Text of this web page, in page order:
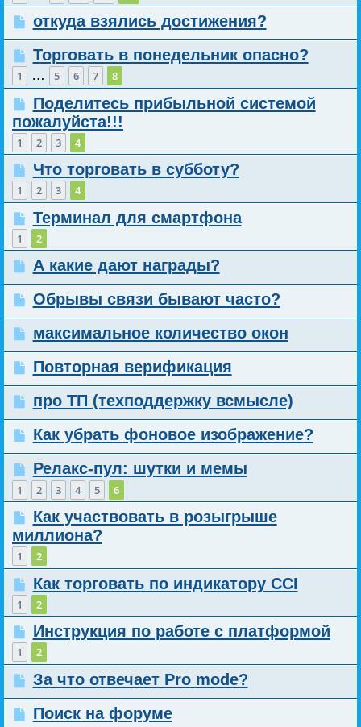
откуда взялись достижения?
Торговать в понедельник опасно?
1 … 5 6 7 8
Поделитесь прибыльной системой
пожалуйста!!!
1 2 3 4
Что торговать в субботу?
1 2 3 4
Терминал для смартфона
1 2
А какие дают награды?
Обрывы связи бывают часто?
максимальное количество окон
Повторная верификация
про ТП (техподдержку всмысле)
Как убрать фоновое изображение?
Релакс-пул: шутки и мемы
1 2 3 4 5 6
Как участвовать в розыгрыше
миллиона?
1 2
Как торговать по индикатору CCI
1 2
Инструкция по работе с платформой
1 2
За что отвечает Pro mode?
Поиск на форуме